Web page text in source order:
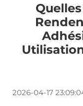
Produits
À propos de
Actualités
2026-04-17